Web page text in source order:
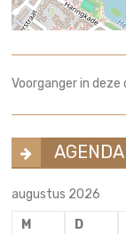
Voorganger in
AGENDA
augustus 2026
M
D